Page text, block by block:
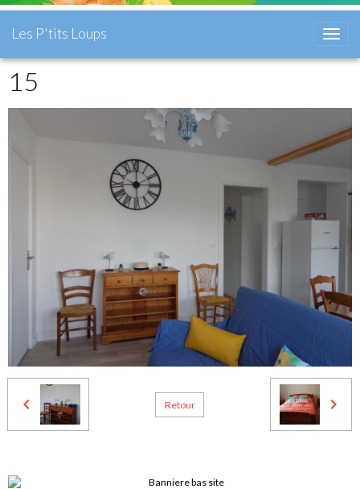
Les P'tits Loups
15
Retour